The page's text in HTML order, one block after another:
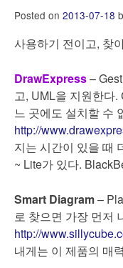
Posted on 2013-07-18
사용하기 전이고, 찾
DrawExpress–
고, UML을 지원한다.
느 곳에도 설치할 수
http://
지는 시간이 있을 때
~ Lite가 있다.
Smart Diagram–
로 찾으면 가장 먼저
http://
내게는 이 제품의 매